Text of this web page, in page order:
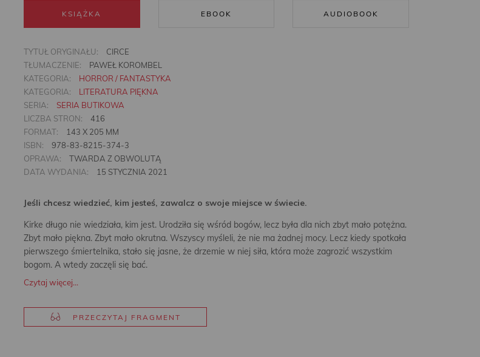
KSIĄŻKA EBOOK AUDIOBOOK
TYTUŁ ORYGINAŁU:
CIRCE
TŁUMACZENIE:
PAWEŁ KOROMBEL
KATEGORIA:
HORROR / FANTASTYKA
KATEGORIA:
LITERATURA PIĘKNA
SERIA:
SERIA BUTIKOWA
LICZBA STRON:
416
FORMAT:
143 X 205 MM
ISBN:
978-83-8215-374-3
OPRAWA:
TWARDA Z OBWOLUTĄ
DATA WYDANIA:
15 STYCZNIA 2021
Jeśli chcesz wiedzieć, kim jesteś, zawalcz o swoje miejsce w świecie.
Kirke długo nie wiedziała, kim jest. Urodziła się wśród bogów, lecz była dla nich zbyt mało potężna.
Zbyt mało piękna. Zbyt mało okrutna. Wszyscy myśleli, że nie ma żadnej mocy. Lecz kiedy spotkała
pierwszego śmiertelnika, stało się jasne, że drzemie w niej siła, która może zagrozić wszystkim
bogom. A wtedy zaczęli się bać.
Czytaj więcej...
PRZECZYTAJ FRAGMENT